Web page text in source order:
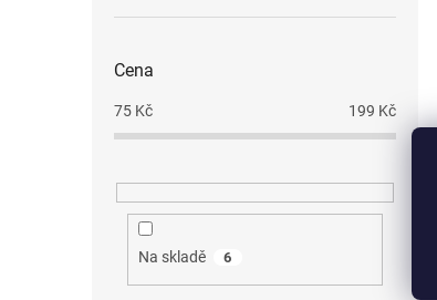
Cena
75 Kč 199 Kč
Na skladě 6